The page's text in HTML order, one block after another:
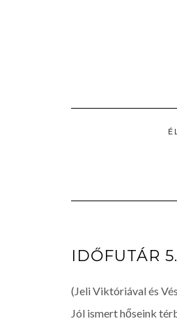
IDŐFUTÁR
(Jeli Viktóriával és
Jól ismert hőseink